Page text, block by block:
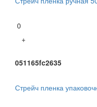
0
+
051165fc2635
Стрейч пленка